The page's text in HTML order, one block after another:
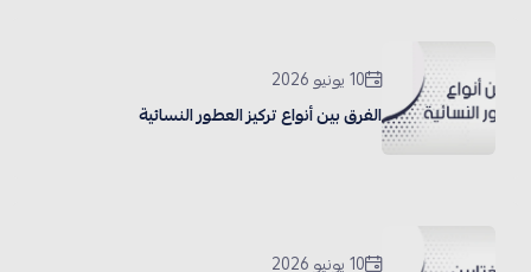
10 يونيو 2026
الفرق بين أنواع تركيز العطور النسائية
10 يونيو 2026